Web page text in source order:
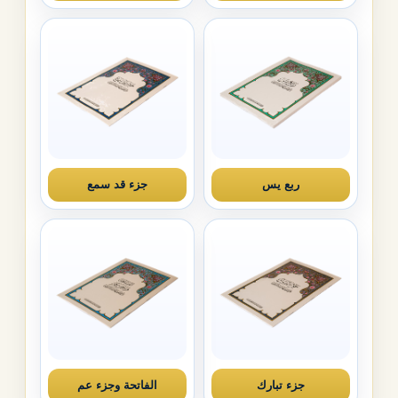
ربع يس جزء قد سمع
جزء تبارك الفاتحة وجزء عم